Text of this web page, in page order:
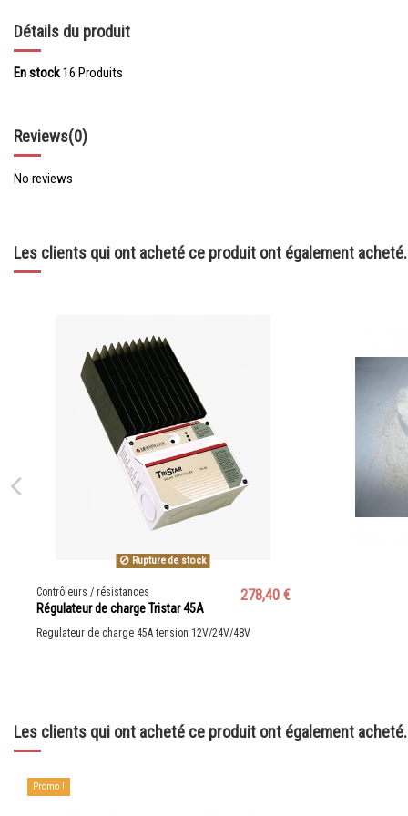
Détails du produit
En stock16 Produits
Reviews(0)
No reviews
Les clients qui ont acheté ce produit ont également
Rupture de stock
Contrôleurs / résistances
Régulateur de charge Tristar 45A
278,40 €
Regulateur de charge 45A tension 12V/24V/48V
Les clients qui ont acheté ce produit ont également
Promo !